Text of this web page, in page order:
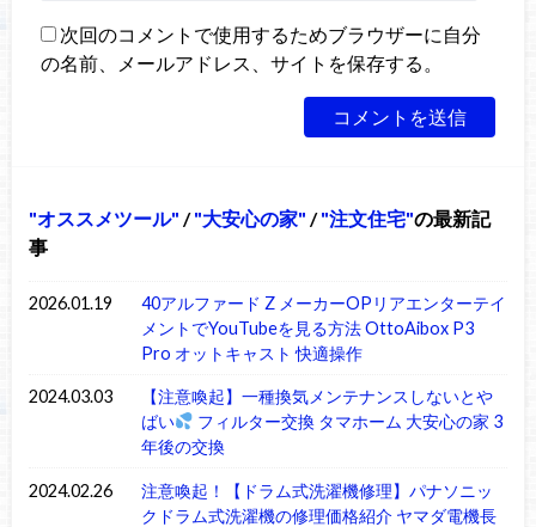
次回のコメントで使用するためブラウザーに自分
の名前、メールアドレス、サイトを保存する。
オススメツール / 大安心の家 / 注文住宅 の最新記
事
2026.01.19
40アルファード Z メーカーOPリアエンターテイ
メントでYouTubeを見る方法 OttoAibox P3
Pro オットキャスト 快適操作
2024.03.03
【注意喚起】一種換気メンテナンスしないとや
ばい
フィルター交換 タマホーム 大安心の家 3
年後の交換
2024.02.26
注意喚起！【ドラム式洗濯機修理】パナソニッ
クドラム式洗濯機の修理価格紹介 ヤマダ電機長